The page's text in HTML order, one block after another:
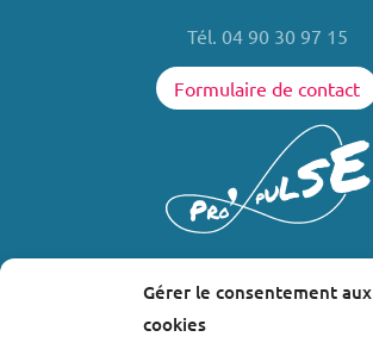
Gérer le consentement aux
cookies
Tél. 04 90 30 97 15
Formulaire de contact